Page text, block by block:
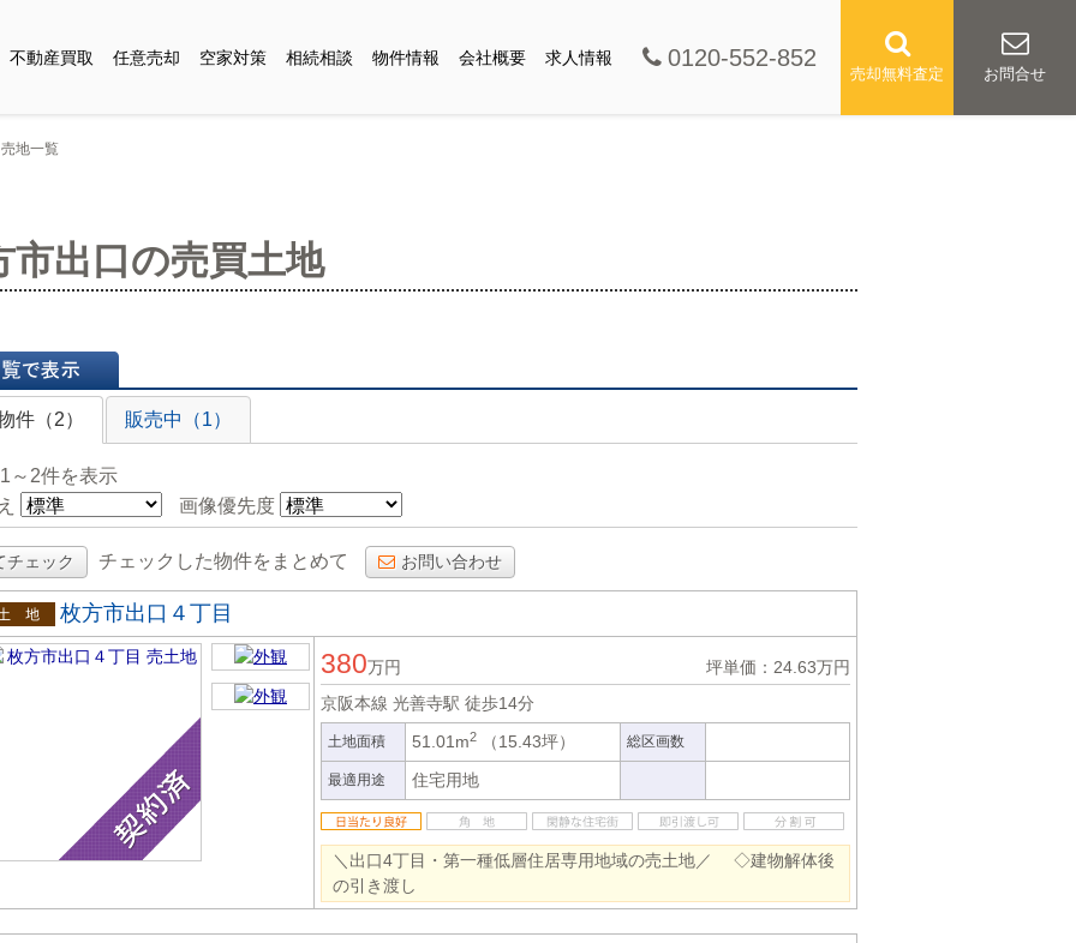
不動産買取 任意売却 空家対策 相続相談 物件情報 会社概要 求人情報 0120-552-852
売却無料査定 お問合せ
地一覧
市出口の売買土地
示
件（2）
販売中（1）
～2件を表示
画像優先度
チェック チェックした物件をまとめて お問い合わせ
地
枚方市出口４丁目
380万円
坪単価：24.63万円
京阪本線 光善寺駅 徒歩14分
土地面積 51.01m2 （15.43坪） 総区画数
最適用途 住宅用地
＼出口4丁目・第一種低層住居専用地域の売土地／ ◇建物解体後
の引き渡し